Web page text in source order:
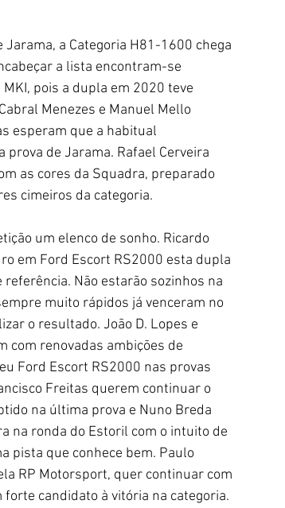
a lista encontram-se
pois a dupla em 2020 teve
Menezes e Manuel Mello
esperam que a habitual
de Jarama. Rafael Cerveira
as cores da Squadra, preparado
cimeiros da categoria.
em Ford Escort RS2000 esta dupla
Não estarão sozinhos na
muito rápidos já venceram no
o resultado. João D. Lopes e
com renovadas ambições de
Ford Escort RS2000 nas provas
Freitas querem continuar o
na última prova e Nuno Breda
na ronda do Estoril com o intuito de
pista que conhece bem. Paulo
RP Motorsport, quer continuar com
candidato à vitória na categoria.